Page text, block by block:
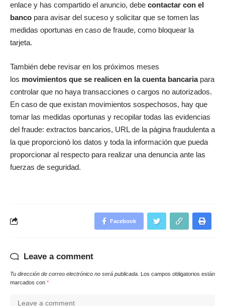
enlace y has compartido el anuncio, debe contactar con el
banco para avisar del suceso y solicitar que se tomen las
medidas oportunas en caso de fraude, como bloquear la
tarjeta.
También debe revisar en los próximos meses
los movimientos que se realicen en la cuenta bancaria para
controlar que no haya transacciones o cargos no autorizados.
En caso de que existan movimientos sospechosos, hay que
tomar las medidas oportunas y recopilar todas las evidencias
del fraude: extractos bancarios, URL de la página fraudulenta a
la que proporcionó los datos y toda la información que pueda
proporcionar al respecto para realizar una denuncia ante las
fuerzas de seguridad.
Facebook
Leave a comment
Tu dirección de correo electrónico no será publicada. Los campos obligatorios están
marcados con *